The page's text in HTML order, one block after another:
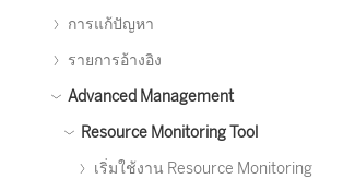
การแก้ปัญหา
รายการอ้างอิง
Advanced Management
Resource Monitoring Tool
เริ่มใช้งาน Resource Monitoring